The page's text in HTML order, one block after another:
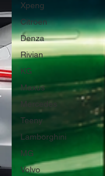
Xpeng
Citroen
Denza
Rivian
KG
Maxus
Mercedes
Teeny
Lamborghini
MG
Volvo